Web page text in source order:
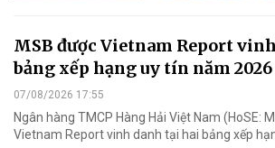
MSB được Vietnam Report
bảng xếp hạng uy tín năm 2026
07/08/2026 17:55
Ngân hàng TMCP Hàng Hải Việt Nam (HoSE:
Vietnam Report vinh danh tại hai bảng xếp